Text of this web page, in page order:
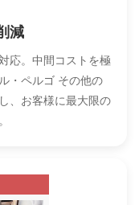
減
応。中間コストを極
・ペルゴ その他の
、お客様に最大限の